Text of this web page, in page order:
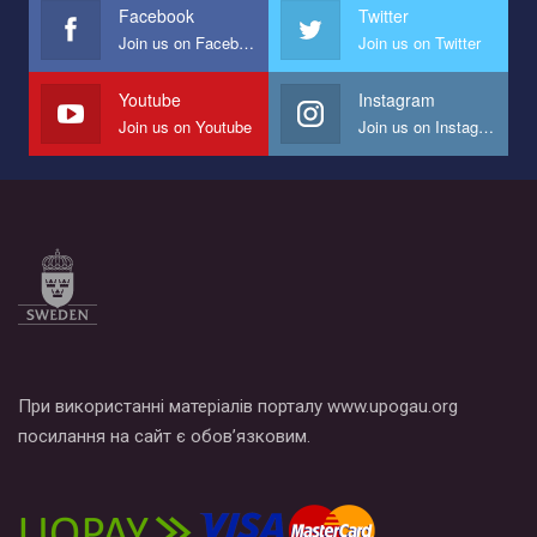
Мы просим вас поддержать нас и помочь нам реализовать
наш план по борьбе с насилием и дискриминацией на почве
СОГИ в Украине.
Все, что вам нужно сделать - это зайти на наш канал YouTube
по этой ссылке и поставить лайк под видео.
Facebook
Join us on Facebook
Twitter
Join us on Twitter
Youtube
Join us on Youtube
Instagram
Join us on Instagram
При використанні матеріалів порталу www.upogau.org
посилання на сайт є обов’язковим.